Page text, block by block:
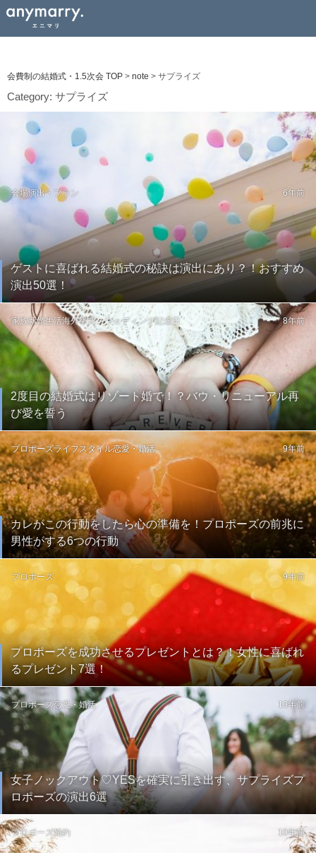
会費制の結婚式・1.5次会 TOP > note > サプライズ
Category: サプライズ
ゲストに喜ばれる結婚式の秘訣は演出にあり？！おすすめ
演出50選！
会場演出・プラン 6年前
2度目の結婚式はリゾート婚で！？バウ・リニューアル再
び愛を誓う
家族新婚生活海外挙式・ウェディング記念日 8年前
カレがこの行動をしたら心の準備を！プロポーズの前兆に
男性がする6つの行動
プロポーズライフスタイル恋愛・婚活 9年前
プロポーズを成功させるプレゼントとは？！女性に喜ばれ
るプレゼント7選！
プロポーズ 9年前
女子ノックアウト♡YESを確実に引き出す、サプライズプ
ロポーズの演出6選
プロポーズ恋愛・婚活 10年前
プロポーズ婚約 10年前